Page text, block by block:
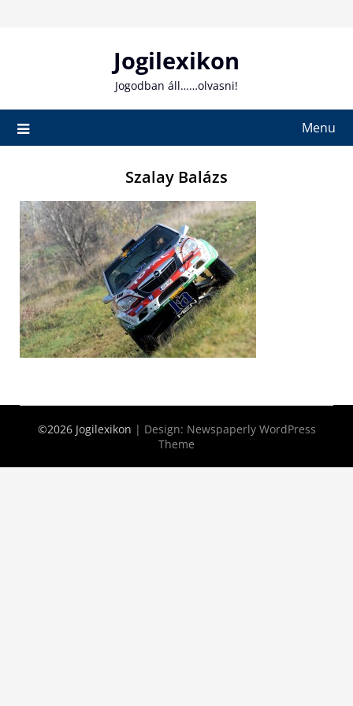
Jogilexikon
Jogodban áll……olvasni!
Menu
Szalay Balázs
©2026 Jogilexikon | Design: Newspaperly WordPress
Theme